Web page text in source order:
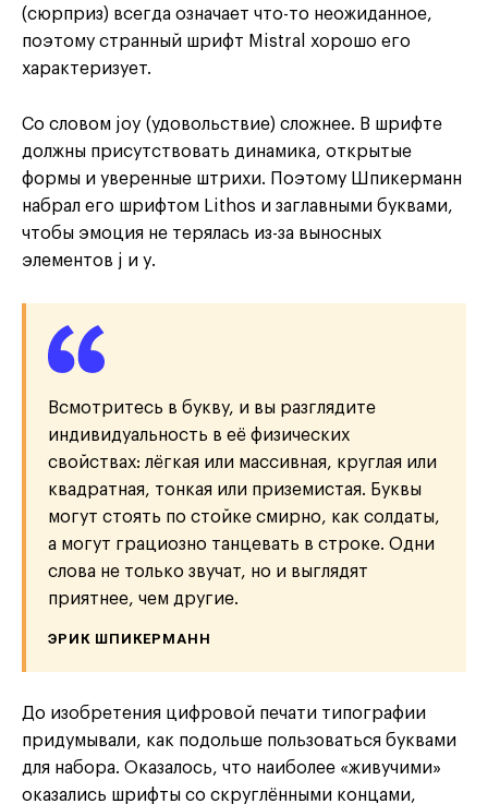
(сюрприз) всегда означает что-то неожиданное,
поэтому странный шрифт Mistral хорошо его
характеризует.
Со словом joy (удовольствие) сложнее. В шрифте
должны присутствовать динамика, открытые
формы и уверенные штрихи. Поэтому Шпикерманн
набрал его шрифтом Lithos и заглавными буквами,
чтобы эмоция не терялась из-за выносных
элементов j и y.
Всмотритесь в букву, и вы разглядите
индивидуальность в её физических
свойствах: лёгкая или массивная, круглая или
квадратная, тонкая или приземистая. Буквы
могут стоять по стойке смирно, как солдаты,
а могут грациозно танцевать в строке. Одни
слова не только звучат, но и выглядят
приятнее, чем другие.
ЭРИК ШПИКЕРМАНН
До изобретения цифровой печати типографии
придумывали, как подольше пользоваться буквами
для набора. Оказалось, что наиболее «живучими»
оказались шрифты со скруглёнными концами,